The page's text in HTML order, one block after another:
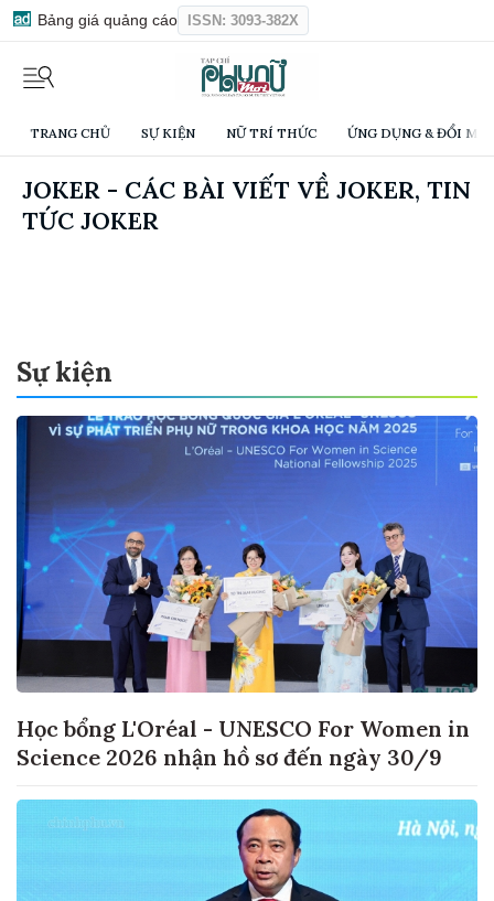
Bảng giá quảng cáo ISSN: 3093-382X
TRANG CHỦ SỰ KIỆN NỮ TRÍ THỨC ỨNG DỤNG & ĐỔI
JOKER - CÁC BÀI VIẾT VỀ JOKER, TIN
TỨC JOKER
Sự kiện
Học bổng L'Oréal - UNESCO For Women in
Science 2026 nhận hồ sơ đến ngày 30/9